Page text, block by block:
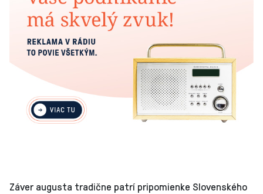
Záver augusta tradične patrí pripomienke Slovenského